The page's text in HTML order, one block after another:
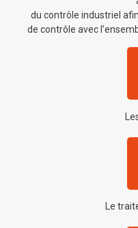
du contrôle industriel
de contrôle avec
Le